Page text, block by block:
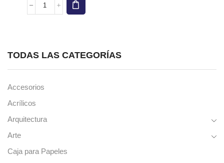
ACUARELA
opciones
se
de
TODAS LAS CATEGORÍAS
Accesorios
Acrílicos
Arquitectura
Arte
Caja para Papeles